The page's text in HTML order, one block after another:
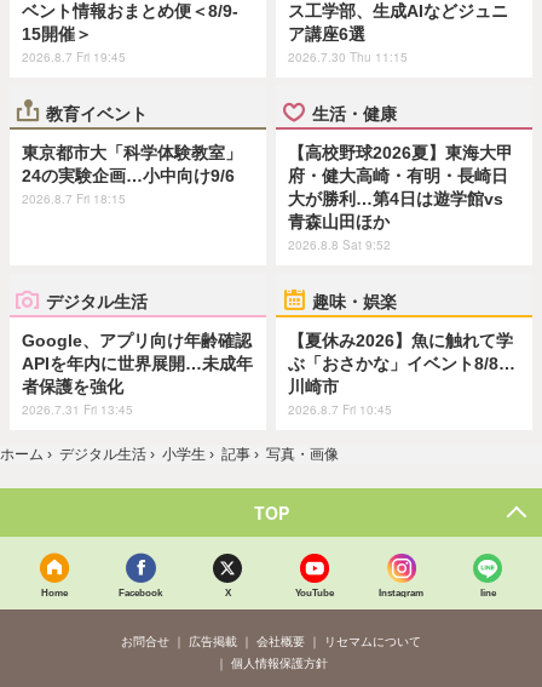
ベント情報おまとめ便＜8/9-
15開催＞
2026.8.7 Fri 19:45
ス工学部、生成AIなどジュニ
ア講座6選
2026.7.30 Thu 11:15
教育イベント
東京都市大「科学体験教室」
24の実験企画…小中向け9/6
2026.8.7 Fri 18:15
生活・健康
【高校野球2026夏】東海大甲
府・健大高崎・有明・長崎日
大が勝利…第4日は遊学館vs
青森山田ほか
2026.8.8 Sat 9:52
デジタル生活
Google、アプリ向け年齢確認
APIを年内に世界展開…未成年
者保護を強化
2026.7.31 Fri 13:45
趣味・娯楽
【夏休み2026】魚に触れて学
ぶ「おさかな」イベント8/8…
川崎市
2026.8.7 Fri 10:45
ホーム › デジタル生活 › 小学生 › 記事 › 写真・画像
TOP
Home Facebook X YouTube Instagram line
お問合せ 広告掲載 会社概要
リセマムについて
個人情報保護方針